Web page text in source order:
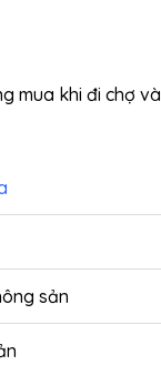
mua khi đi chợ và
sản